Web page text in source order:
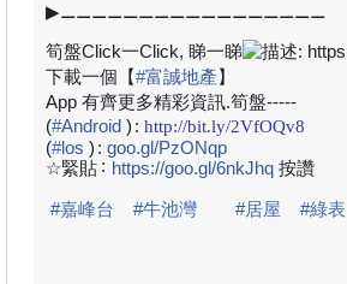
▶⚊⚊⚊⚊⚊⚊⚊⚊⚊⚊⚊⚊⚊⚊⚊⚊⚊
筍盤Click一Click, 睇一睇
下載一個【#富誠地產】
App 有齊更多精彩資訊.筍盤-----
(#Android ) : http://bit.ly/2VfOQv8
(#los ) : goo.gl/PzONqp
☆緊貼 : https://goo.gl/6nkJhq 按讚
#嘉峰台 #牛池灣 #居屋 #綠表